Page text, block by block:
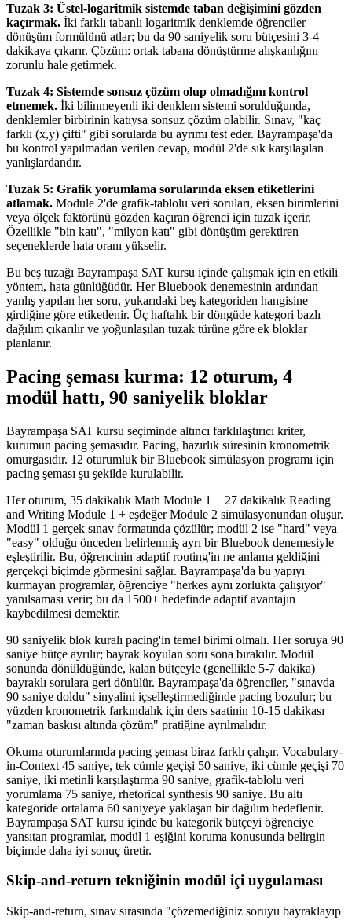
Tuzak 3: Üstel-logaritmik sistemde taban değişimini gözden
kaçırmak. İki farklı tabanlı logaritmik denklemde öğrenciler
dönüşüm formülünü atlar; bu da 90 saniyelik soru bütçesini 3-4
dakikaya çıkarır. Çözüm: ortak tabana dönüştürme alışkanlığını
zorunlu hale getirmek.
Tuzak 4: Sistemde sonsuz çözüm olup olmadığını kontrol
etmemek. İki bilinmeyenli iki denklem sistemi sorulduğunda,
denklemler birbirinin katıysa sonsuz çözüm olabilir. Sınav, "kaç
farklı (x,y) çifti" gibi sorularda bu ayrımı test eder. Bayrampaşa'da
bu kontrol yapılmadan verilen cevap, modül 2'de sık karşılaşılan
yanlışlardandır.
Tuzak 5: Grafik yorumlama sorularında eksen etiketlerini
atlamak. Module 2'de grafik-tablolu veri soruları, eksen birimlerini
veya ölçek faktörünü gözden kaçıran öğrenci için tuzak içerir.
Özellikle "bin katı", "milyon katı" gibi dönüşüm gerektiren
seçeneklerde hata oranı yükselir.
Bu beş tuzağı Bayrampaşa SAT kursu içinde çalışmak için en etkili
yöntem, hata günlüğüdür. Her Bluebook denemesinin ardından
yanlış yapılan her soru, yukarıdaki beş kategoriden hangisine
girdiğine göre etiketlenir. Üç haftalık bir döngüde kategori bazlı
dağılım çıkarılır ve yoğunlaşılan tuzak türüne göre ek bloklar
planlanır.
Pacing şeması kurma: 12 oturum, 4
modül hattı, 90 saniyelik bloklar
Bayrampaşa SAT kursu seçiminde altıncı farklılaştırıcı kriter,
kurumun pacing şemasıdır. Pacing, hazırlık süresinin kronometrik
omurgasıdır. 12 oturumluk bir Bluebook simülasyon programı için
pacing şeması şu şekilde kurulabilir.
Her oturum, 35 dakikalık Math Module 1 + 27 dakikalık Reading
and Writing Module 1 + eşdeğer Module 2 simülasyonundan oluşur.
Modül 1 gerçek sınav formatında çözülür; modül 2 ise "hard" veya
"easy" olduğu önceden belirlenmiş ayrı bir Bluebook denemesiyle
eşleştirilir. Bu, öğrencinin adaptif routing'in ne anlama geldiğini
gerçekçi biçimde görmesini sağlar. Bayrampaşa'da bu yapıyı
kurmayan programlar, öğrenciye "herkes aynı zorlukta çalışıyor"
yanılsaması verir; bu da 1500+ hedefinde adaptif avantajın
kaybedilmesi demektir.
90 saniyelik blok kuralı pacing'in temel birimi olmalı. Her soruya 90
saniye bütçe ayrılır; bayrak koyulan soru sona bırakılır. Modül
sonunda dönüldüğünde, kalan bütçeyle (genellikle 5-7 dakika)
bayraklı sorulara geri dönülür. Bayrampaşa'da öğrenciler, "sınavda
90 saniye doldu" sinyalini içselleştirmediğinde pacing bozulur; bu
yüzden kronometrik farkındalık için ders saatinin 10-15 dakikası
"zaman baskısı altında çözüm" pratiğine ayrılmalıdır.
Okuma oturumlarında pacing şeması biraz farklı çalışır. Vocabulary-
in-Context 45 saniye, tek cümle geçişi 50 saniye, iki cümle geçişi 70
saniye, iki metinli karşılaştırma 90 saniye, grafik-tablolu veri
yorumlama 75 saniye, rhetorical synthesis 90 saniye. Bu altı
kategoride ortalama 60 saniyeye yaklaşan bir dağılım hedeflenir.
Bayrampaşa SAT kursu içinde bu kategorik bütçeyi öğrenciye
yansıtan programlar, modül 1 eşiğini koruma konusunda belirgin
biçimde daha iyi sonuç üretir.
Skip-and-return tekniğinin modül içi uygulaması
Skip-and-return, sınav sırasında "çözemediğiniz soruyu bayraklayıp